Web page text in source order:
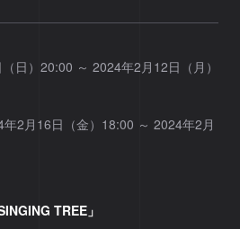
日）20:00 ～ 2024年2月12日（月）
2月16日（金）18:00 ～ 2024年2月
TREE」